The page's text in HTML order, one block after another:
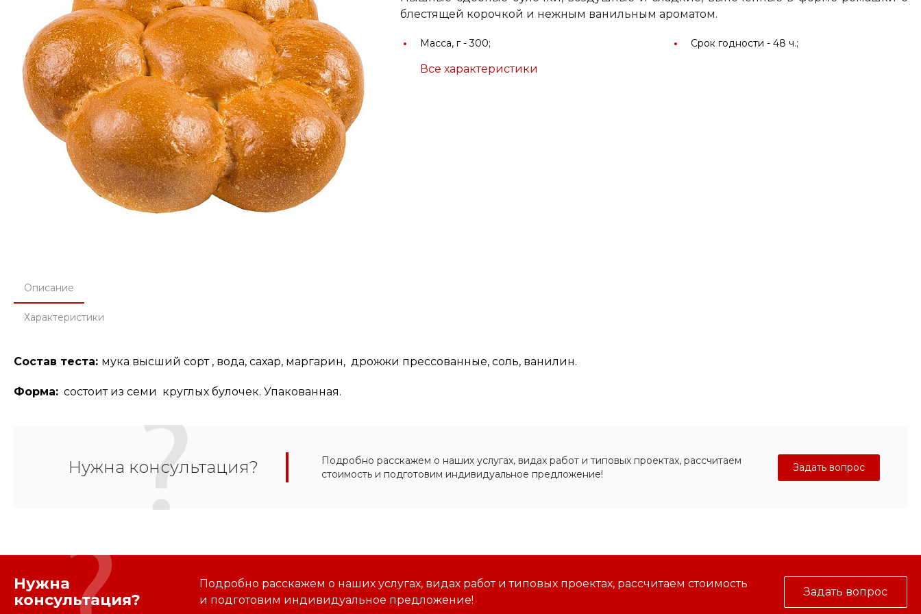
блестящей корочкой и нежным ванильным ароматом.
Масса, г -300; Срок годности -48 ч.;
Все характеристики
Описание
Характеристики
Состав теста: мука высший сорт , вода, сахар, маргарин, дрожжи прессованные, соль, ванилин.
Форма: состоит из семи круглых булочек. Упакованная.
Нужна консультация?
Подробно расскажем о наших услугах, видах работ и типовых проектах, рассчитаем
стоимость и подготовим индивидуальное предложение!
Задать вопрос
Нужна
консультация?
Подробно расскажем о наших услугах, видах работ и типовых проектах, рассчитаем стоимость
и подготовим индивидуальное предложение!
Задать вопрос